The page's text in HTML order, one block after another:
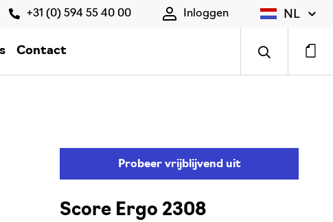
+31 (0) 594 55 40 00 Inloggen NL
Contact
Probeer vrijblijvend uit
Score Ergo 2308